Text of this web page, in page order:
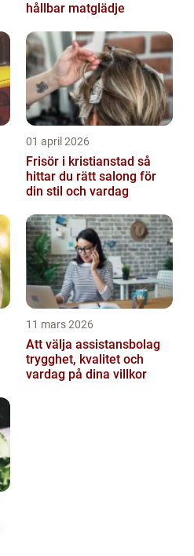
hållbar matglädje
01 april 2026
Frisör i kristianstad så
hittar du rätt salong för
din stil och vardag
11 mars 2026
Att välja assistansbolag
trygghet, kvalitet och
vardag på dina villkor